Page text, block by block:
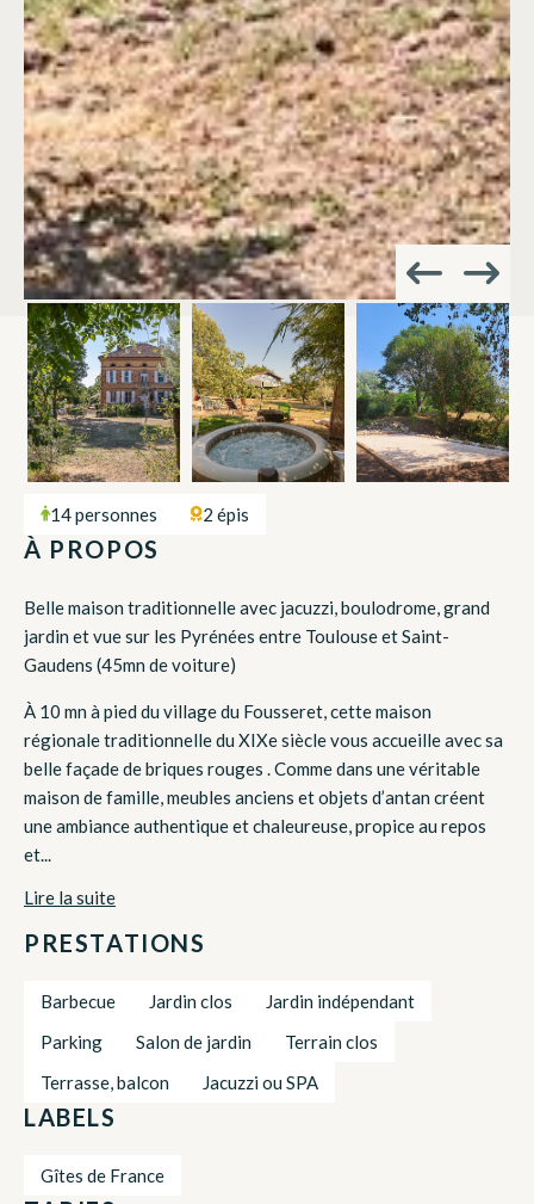
14 personnes 2 épis
À PROPOS
Belle maison traditionnelle avec jacuzzi, boulodrome, grand
jardin et vue sur les Pyrénées entre Toulouse et Saint-
Gaudens (45mn de voiture)
À 10 mn à pied du village du Fousseret, cette maison
régionale traditionnelle du XIXe siècle vous accueille avec sa
belle façade de briques rouges . Comme dans une véritable
maison de famille, meubles anciens et objets d’antan créent
une ambiance authentique et chaleureuse, propice au repos
et...
Lire la suite
PRESTATIONS
Barbecue Jardin clos
Jardin indépendant
Parking
Salon de jardin
Terrain clos
Terrasse, balcon
Jacuzzi ou SPA
LABELS
Gîtes de France